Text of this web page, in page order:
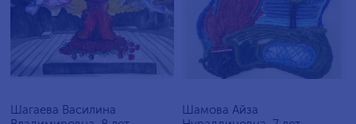
Шагаева Василина
Шамова Айза